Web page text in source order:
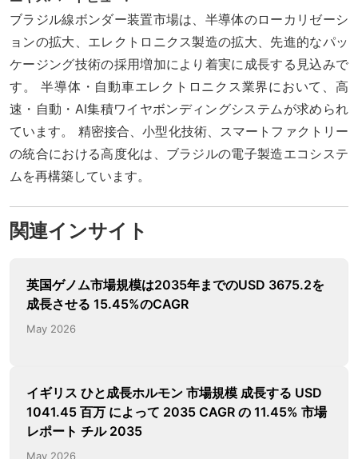
ブラジル線ボンダー装置市場は、半導体のローカリゼーシ
ョンの拡大、エレクトロニクス製造の拡大、先進的なパッ
ケージング技術の採用増加により着実に成長する見込みで
す。 半導体・自動車エレクトロニクス業界において、高
速・自動・AI集積ワイヤボンディングシステムが求められ
ています。 精密接合、小型化技術、スマートファクトリー
の統合における高度化は、ブラジルの電子製造エコシステ
ムを再構築しています。
関連インサイト
英国ゲノム市場規模は2035年までのUSD 3675.2を
成長させる 15.45%のCAGR
May 2026
イギリス ひと成長ホルモン 市場規模 成長する USD
1041.45 百万 によって 2035 CAGR の 11.45% 市場
レポート チル 2035
May 2026